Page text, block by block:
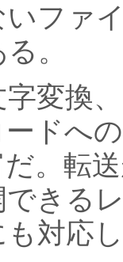
いファ
。
変換
ドへ
。転
きる
対応